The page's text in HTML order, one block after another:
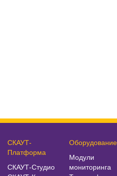
СКАУТ-
Платформа
СКАУТ-Студио
Оборудование
Модули
мониторинга